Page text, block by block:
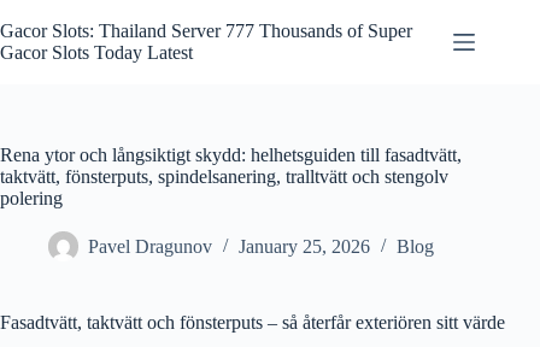
to
content
Gacor Slots: Thailand Server 777 Thousands of Super
Gacor Slots Today Latest
Rena ytor och långsiktigt skydd: helhetsguiden till fasadtvätt,
taktvätt, fönsterputs, spindelsanering, tralltvätt och stengolv
polering
Pavel Dragunov January 25, 2026 Blog
Fasadtvätt, taktvätt och fönsterputs – så återfår exteriören sitt värde